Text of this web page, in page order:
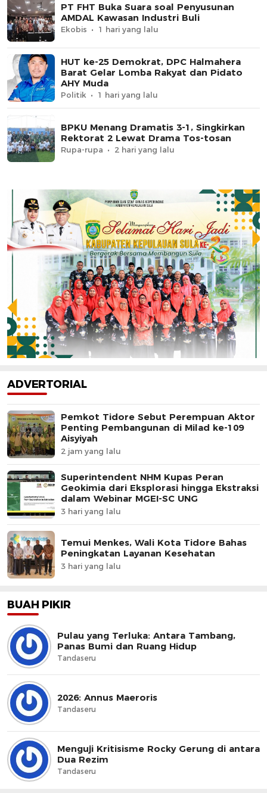
PT FHT Buka Suara soal Penyusunan
AMDAL Kawasan Industri Buli
Ekobis 1 hari yang lalu
HUT ke-25 Demokrat, DPC Halmahera
Barat Gelar Lomba Rakyat dan Pidato
AHY Muda
Politik 1 hari yang lalu
BPKU Menang Dramatis 3-1, Singkirkan
Rektorat 2 Lewat Drama Tos-tosan
Rupa-rupa 2 hari yang lalu
ADVERTORIAL
Pemkot Tidore Sebut Perempuan Aktor
Penting Pembangunan di Milad ke-109
Aisyiyah
2 jam yang lalu
Superintendent NHM Kupas Peran
Geokimia dari Eksplorasi hingga Ekstraksi
dalam Webinar MGEI-SC UNG
3 hari yang lalu
Temui Menkes, Wali Kota Tidore Bahas
Peningkatan Layanan Kesehatan
3 hari yang lalu
BUAH PIKIR
Pulau yang Terluka: Antara Tambang,
Panas Bumi dan Ruang Hidup
Tandaseru
2026: Annus Maeroris
Tandaseru
Menguji Kritisisme Rocky Gerung di antara
Dua Rezim
Tandaseru